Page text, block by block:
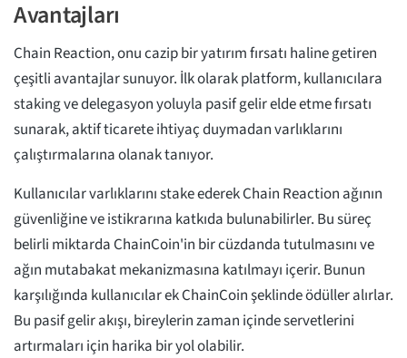
Avantajları
Chain Reaction, onu cazip bir yatırım fırsatı haline getiren
çeşitli avantajlar sunuyor. İlk olarak platform, kullanıcılara
staking ve delegasyon yoluyla pasif gelir elde etme fırsatı
sunarak, aktif ticarete ihtiyaç duymadan varlıklarını
çalıştırmalarına olanak tanıyor.
Kullanıcılar varlıklarını stake ederek Chain Reaction ağının
güvenliğine ve istikrarına katkıda bulunabilirler. Bu süreç
belirli miktarda ChainCoin'in bir cüzdanda tutulmasını ve
ağın mutabakat mekanizmasına katılmayı içerir. Bunun
karşılığında kullanıcılar ek ChainCoin şeklinde ödüller alırlar.
Bu pasif gelir akışı, bireylerin zaman içinde servetlerini
artırmaları için harika bir yol olabilir.